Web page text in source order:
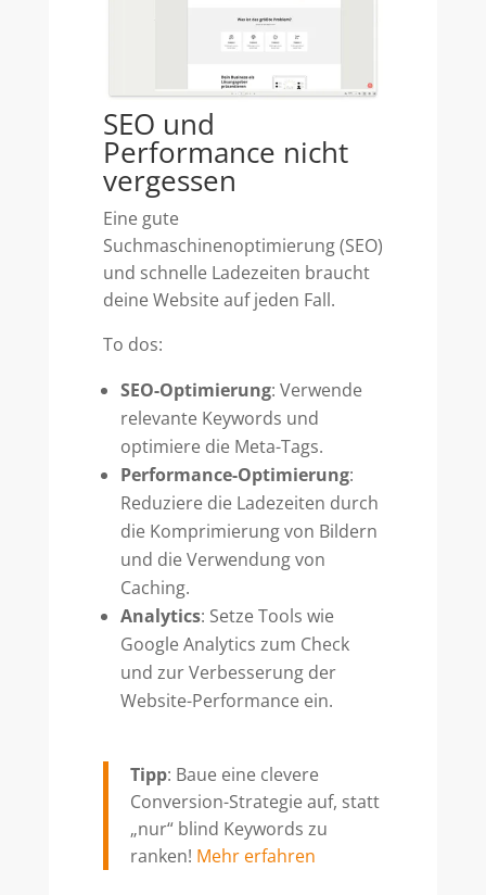
SEO und
Performance nicht
vergessen
Eine gute
Suchmaschinenoptimierung (SEO)
und schnelle Ladezeiten braucht
deine Website auf jeden Fall.
To dos:
SEO-Optimierung: Verwende
relevante Keywords und
optimiere die Meta-Tags.
Performance-Optimierung:
Reduziere die Ladezeiten durch
die Komprimierung von Bildern
und die Verwendung von
Caching.
Analytics: Setze Tools wie
Google Analytics zum Check
und zur Verbesserung der
Website-Performance ein.
Tipp: Baue eine clevere
Conversion-Strategie auf, statt
„nur“ blind Keywords zu
ranken! Mehr erfahren